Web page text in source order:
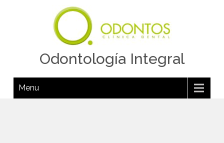
Odontología Integral
Menu